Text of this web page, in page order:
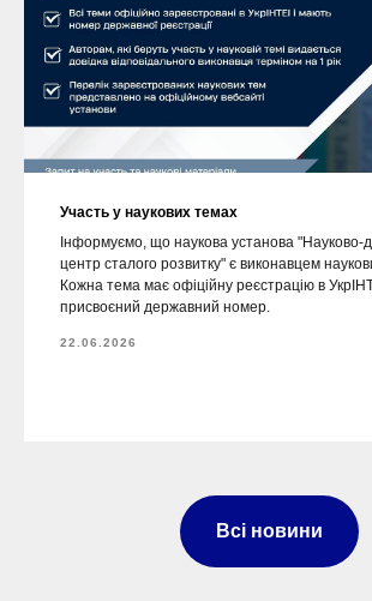
Участь у наукових темах
Інформуємо, що наукова установа "Науково-
центр сталого розвитку" є виконавцем
Кожна тема має офіційну реєстрацію в
присвоєний державний номер.
22.06.2026
Всі новини